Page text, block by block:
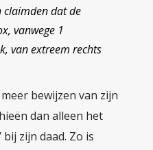
claimden dat de
vanwege 1
van extreem rechts
bewijzen van zijn
dan alleen het
zijn daad. Zo is